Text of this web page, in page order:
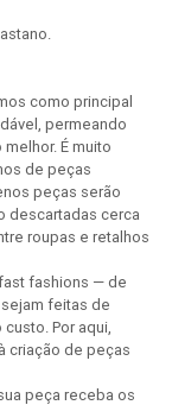
como principal
permeando
É muito
de peças
peças serão
descartadas cerca
roupas e retalhos
fashions — de
feitas de
Por aqui,
criação de peças
peça receba os